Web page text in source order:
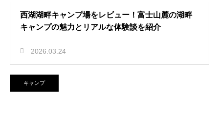
西湖湖畔キャンプ場をレビュー！富士山麓の湖畔
キャンプの魅力とリアルな体験談を紹介
2026.03.24
キャンプ